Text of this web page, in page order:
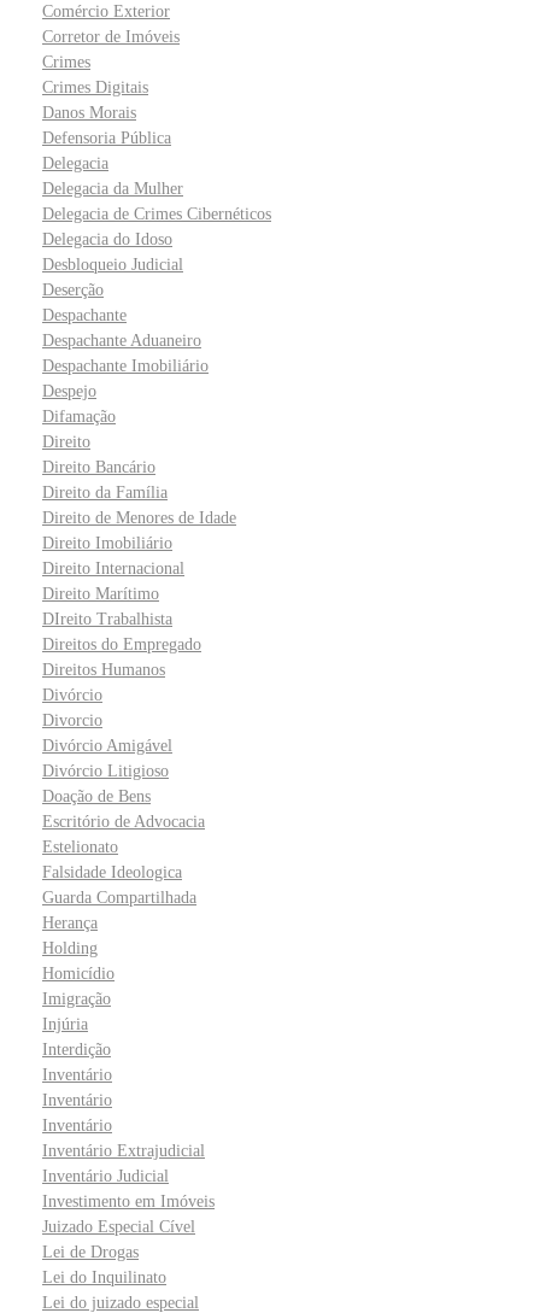
Comércio Exterior
Corretor de Imóveis
Crimes
Crimes Digitais
Danos Morais
Defensoria Pública
Delegacia
Delegacia da Mulher
Delegacia de Crimes Cibernéticos
Delegacia do Idoso
Desbloqueio Judicial
Deserção
Despachante
Despachante Aduaneiro
Despachante Imobiliário
Despejo
Difamação
Direito
Direito Bancário
Direito da Família
Direito de Menores de Idade
Direito Imobiliário
Direito Internacional
Direito Marítimo
DIreito Trabalhista
Direitos do Empregado
Direitos Humanos
Divórcio
Divorcio
Divórcio Amigável
Divórcio Litigioso
Doação de Bens
Escritório de Advocacia
Estelionato
Falsidade Ideologica
Guarda Compartilhada
Herança
Holding
Homicídio
Imigração
Injúria
Interdição
Inventário
Inventário
Inventário
Inventário Extrajudicial
Inventário Judicial
Investimento em Imóveis
Juizado Especial Cível
Lei de Drogas
Lei do Inquilinato
Lei do juizado especial